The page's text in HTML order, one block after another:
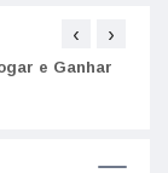
e Ganhar
‹ ›